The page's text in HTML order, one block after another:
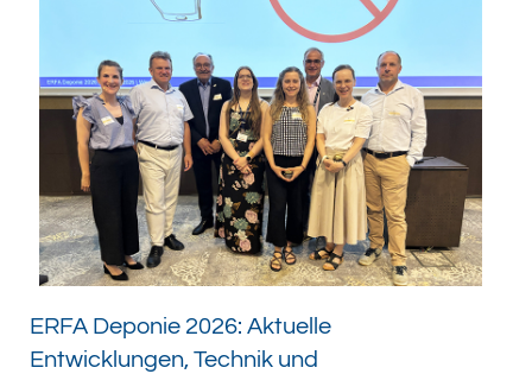
ERFA Deponie 2026: Aktuelle
Entwicklungen, Technik und